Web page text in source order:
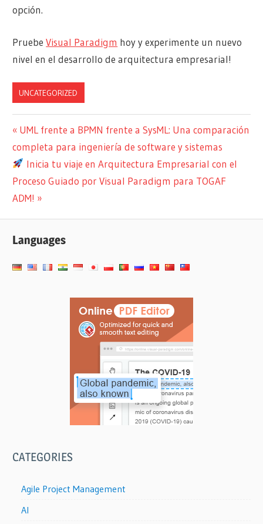
opción.
PruebeVisual Paradigm hoy y experimente un nuevo
nivel en el desarrollo de arquitectura empresarial!
UNCATEGORIZED
Navegación
de
entradas
Entrada
anterior:
UML frente a BPMN frente a SysML: Una comparación
completa para ingeniería de software y sistemas
Siguiente
entrada:
Inicia tu viaje en Arquitectura Empresarial con el
Proceso Guiado por Visual Paradigm para TOGAF
ADM!
Languages
CATEGORIES
Agile Project Management
AI